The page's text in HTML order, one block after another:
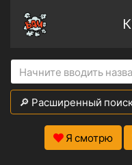
🔎 Расширенный
Я смотрю